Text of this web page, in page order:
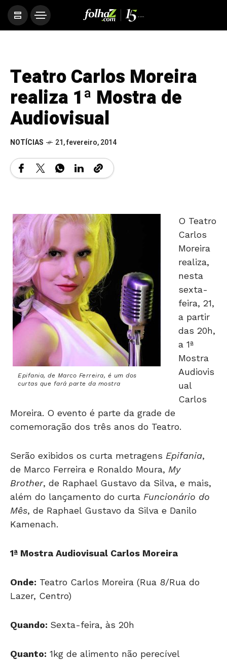
Teatro Carlos Moreira
realiza 1ª Mostra de
Audiovisual
NOTÍCIAS 21, fevereiro, 2014
Epifania, de Marco Ferreira, é um dos
curtas que fará parte da mostra
O Teatro
Carlos
Moreira
realiza,
nesta
sexta-
feira, 21,
a partir
das 20h,
a 1ª
Mostra
Audiovis
ual
Carlos
Moreira. O evento é parte da grade de
comemoração dos três anos do Teatro.
Serão exibidos os curta metragens Epifania,
de Marco Ferreira e Ronaldo Moura, My
Brother, de Raphael Gustavo da Silva, e mais,
além do lançamento do curta Funcionário do
Mês, de Raphael Gustavo da Silva e Danilo
Kamenach.
1ª Mostra Audiovisual Carlos Moreira
Onde: Teatro Carlos Moreira (Rua 8/Rua do
Lazer, Centro)
Quando: Sexta-feira, às 20h
Quanto: 1kg de alimento não perecível